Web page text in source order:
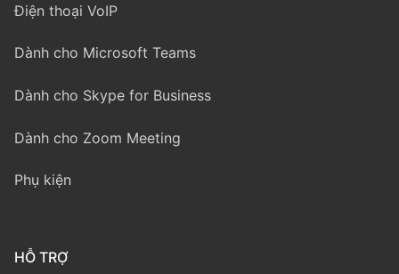
Điện thoại VoIP
Dành cho Microsoft Teams
Dành cho Skype for Business
Dành cho Zoom Meeting
Phụ kiện
HỖ TRỢ